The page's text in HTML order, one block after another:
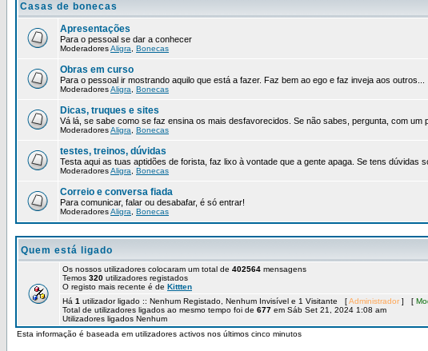
Casas de bonecas
Apresentações
Para o pessoal se dar a conhecer
ModeradoresAligra Bonecas
Obras em curso
Para o pessoal ir mostrando aquilo que está a fazer. Faz bem ao ego e faz inveja aos outros...
ModeradoresAligra Bonecas
Dicas, truques e sites
Vá lá, se sabe como se faz ensina os mais desfavorecidos. Se não sabes, pergunta, com
ModeradoresAligra Bonecas
testes, treinos, dúvidas
Testa aqui as tuas aptidões de forista, faz lixo à vontade que a gente apaga. Se tens dúvidas
ModeradoresAligra Bonecas
Correio e conversa fiada
Para comunicar, falar ou desabafar, é só entrar!
ModeradoresAligra Bonecas
Quem está ligado
Os nossos utilizadores colocaram um total de 402564 mensagens
Temos 320 utilizadores registados
O registo mais recente é de Kittten
Há 1 utilizador ligado :: Nenhum Registado, Nenhum Invisível e 1 Visitante [Administrador ] [
Total de utilizadores ligados ao mesmo tempo foi de 677 em Sáb Set 21, 2024 1:08 am
Utilizadores ligados Nenhum
Esta informação é baseada em utilizadores activos nos últimos cinco minutos